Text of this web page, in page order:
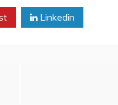
Linkedin